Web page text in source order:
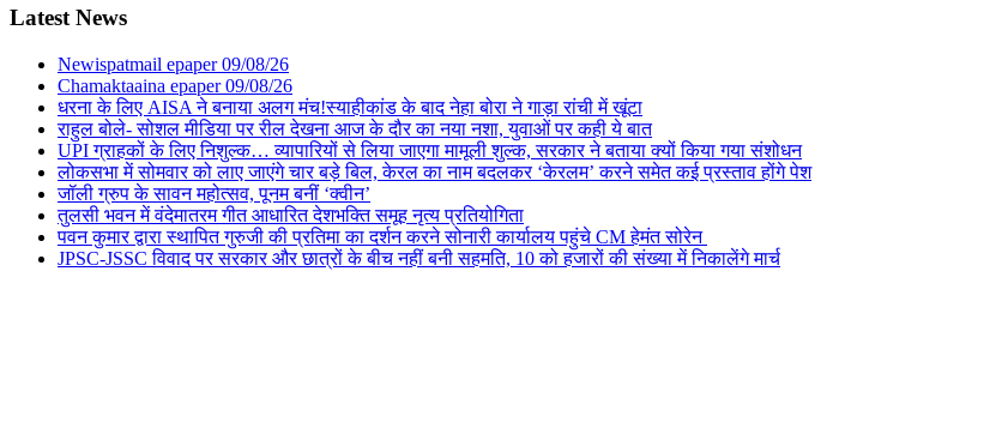
Latest News
Newispatmail epaper 09/08/26
Chamaktaaina epaper 09/08/26
धरना के लिए AISA ने बनाया अलग मंच!स्याहीकांड के बाद नेहा बोरा ने गाड़ा रांची में खूंटा
राहुल बोले- सोशल मीडिया पर रील देखना आज के दौर का नया नशा, युवाओं पर कही ये बात
UPI ग्राहकों के लिए निशुल्क… व्यापारियों से लिया जाएगा मामूली शुल्क, सरकार ने बताया क्यों किया गया संशोधन
लोकसभा में सोमवार को लाए जाएंगे चार बड़े बिल, केरल का नाम बदलकर ‘केरलम’ करने समेत कई प्रस्ताव होंगे पेश
जॉली ग्रुप के सावन महोत्सव, पूनम बनीं ‘क्वीन’
तुलसी भवन में वंदेमातरम गीत आधारित देशभक्ति समूह नृत्य प्रतियोगिता
पवन कुमार द्वारा स्थापित गुरुजी की प्रतिमा का दर्शन करने सोनारी कार्यालय पहुंचे CM हेमंत सोरेन
JPSC-JSSC विवाद पर सरकार और छात्रों के बीच नहीं बनी सहमति, 10 को हजारों की संख्या में निकालेंगे मार्च